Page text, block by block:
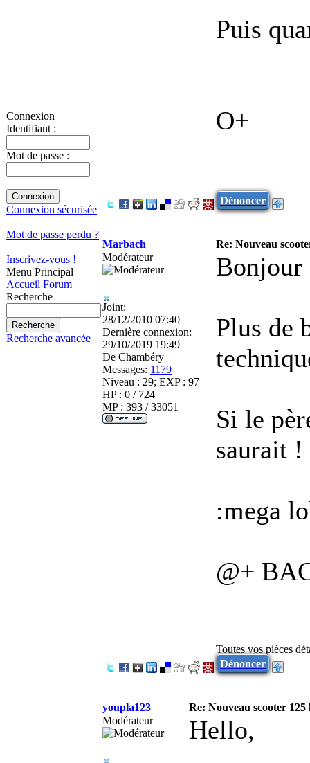
Connexion
Identifiant :
Mot de passe :
Connexion sécurisée
Mot de passe perdu ?
Inscrivez-vous !
Menu Principal
Accueil Forum
Recherche
Recherche avancée
Puis
O+
Dénoncer
Marbach
Re: Nouveau
Modérateur
Joint:
28/12/2010 07:40
Dernière connexion:
29/10/2019 19:49
De Chambéry
Messages: 1179
Niveau : 29; EXP : 97
HP : 0 / 724
MP : 393 / 33051
Bonjour
Plus de
Si le
saurait !
:mega
@+
Toutes vos pièces
Dénoncer
youpla123
Re: Nouveau scooter
Modérateur
Hello,